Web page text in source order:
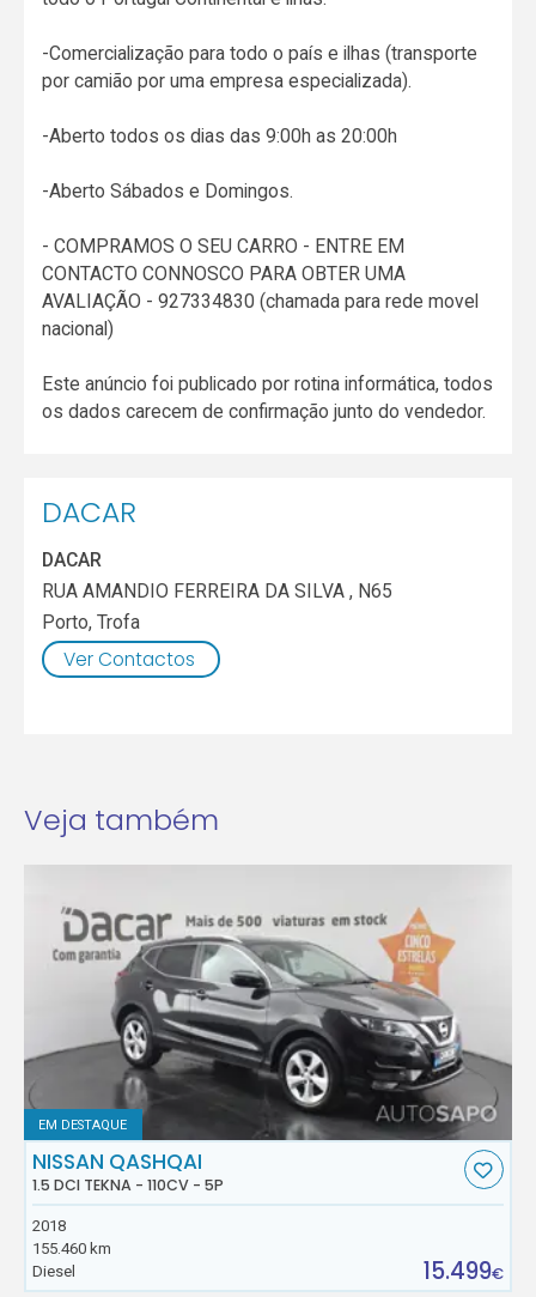
-Comercialização para todo o país e ilhas (transporte
por camião por uma empresa especializada).
-Aberto todos os dias das 9:00h as 20:00h
-Aberto Sábados e Domingos.
- COMPRAMOS O SEU CARRO - ENTRE EM
CONTACTO CONNOSCO PARA OBTER UMA
AVALIAÇÃO - 927334830 (chamada para rede movel
nacional)
Este anúncio foi publicado por rotina informática, todos
os dados carecem de confirmação junto do vendedor.
DACAR
DACAR
RUA AMANDIO FERREIRA DA SILVA , N65
Porto,Trofa
Ver Contactos
Veja também
EM DESTAQUE
NISSAN QASHQAI
1.5 DCI TEKNA - 110CV - 5P
2018
155.460 km
Diesel
15.499€